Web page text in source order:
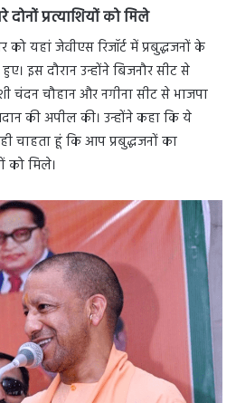
दोनों प्रत्याशियों को मिले
को यहां जेवीएस रिजॉर्ट में प्रबुद्धजनों के
इस दौरान उन्होंने बिजनौर सीट से
चंदन चौहान और नगीना सीट से भाजपा
की अपील की। उन्होंने कहा कि ये
चाहता हूं कि आप प्रबुद्धजनों का
को मिले।